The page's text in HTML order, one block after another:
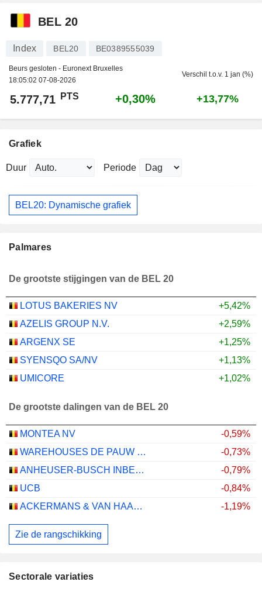
BEL 20
Index BEL20 BE0389555039
Beurs gesloten - Euronext Bruxelles
18:05:02 07-08-2026
Verschil t.o.v. 1 jan (%)
5.777,71 PTS +0,30% +13,77%
Grafiek
Duur Periode
BEL20: Dynamische grafiek
Palmares
De grootste stijgingen van de BEL 20
LOTUS BAKERIES NV
+5,42%
AZELIS GROUP N.V.
+2,59%
ARGENX SE
+1,25%
SYENSQO SA/NV
+1,13%
UMICORE
+1,02%
De grootste dalingen van de BEL 20
MONTEA NV
-0,59%
WAREHOUSES DE PAUW SA
-0,73%
ANHEUSER-BUSCH INBEV SA/NV
-0,79%
UCB
-0,84%
ACKERMANS & VAN HAAREN NV
-1,19%
Zie de rangschikking
Sectorale variaties